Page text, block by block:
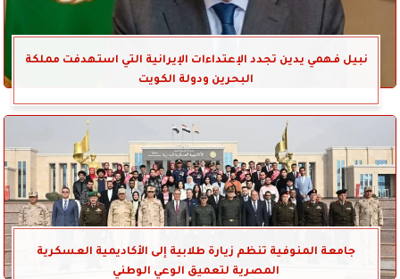
نبيل فهمي يدين تجدد الإعتداءات الإيرانية التي استهدفت مملكة
البحرين ودولة الكويت
جامعة المنوفية تنظم زيارة طلابية إلى الأكاديمية العسكرية
المصرية لتعميق الوعي الوطني